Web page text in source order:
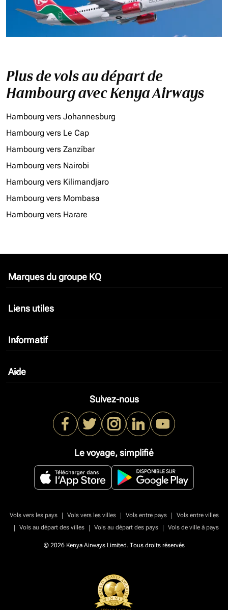
Plus de vols au départ de
Hambourg avec Kenya Airways
Hambourg vers Johannesburg
Hambourg vers Le Cap
Hambourg vers Zanzíbar
Hambourg vers Nairobi
Hambourg vers Kilimandjaro
Hambourg vers Mombasa
Hambourg vers Harare
Marques du groupe KQ
keyboard_arrow_down
Liens utiles
keyboard_arrow_down
Informatif
keyboard_arrow_down
Aide
keyboard_arrow_down
Suivez-nous
Le voyage, simplifié
Vols vers les pays | Vols vers les villes | Vols entre pays |
Vols entre villes
|
Vols au départ des villes | Vols au départ des pays | Vols de ville à pays
© 2026 Kenya Airways Limited. Tous droits réservés